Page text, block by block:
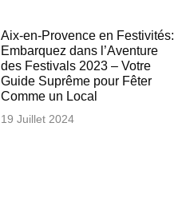
Aix-en-Provence en Festivités:
Embarquez dans l’Aventure
des Festivals 2023 – Votre
Guide Suprême pour Fêter
Comme un Local
19 Juillet 2024